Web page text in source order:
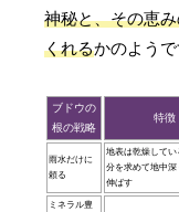
神秘と、その恵
くれるかのようで
ブドウの
根の戦略
特徴
雨水だけに
頼る
地表は乾燥してい
分を求めて地中深
伸ばす
ミネラル豊